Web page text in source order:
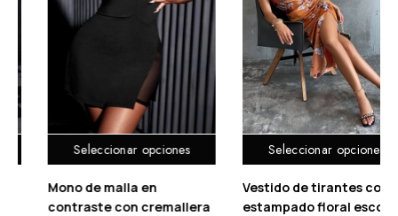
Seleccionar opciones
Vestido de tirantes con
estampado floral escote
Seleccionar opciones
Blusa con estampado de
pluma de hombros